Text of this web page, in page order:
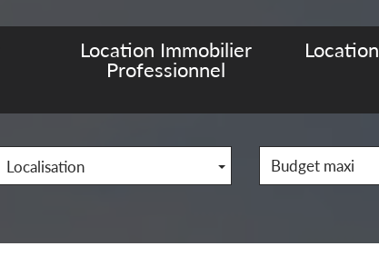
Location Immobilier
Professionnel
Location
Localisation